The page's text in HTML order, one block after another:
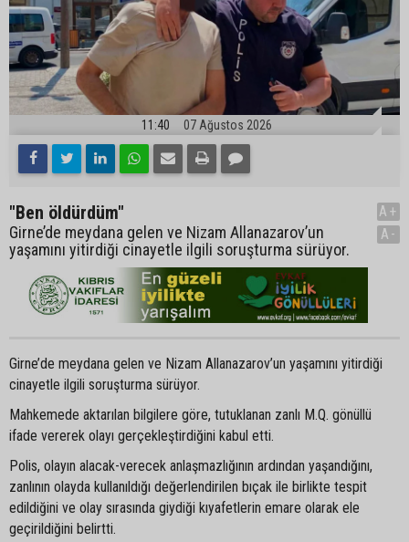
11:40 07 Ağustos 2026
"Ben öldürdüm"
Girne’de meydana gelen ve Nizam Allanazarov’un
yaşamını yitirdiği cinayetle ilgili soruşturma sürüyor.
A+
A-
Girne’de meydana gelen ve Nizam Allanazarov’un yaşamını yitirdiği
cinayetle ilgili soruşturma sürüyor.
Mahkemede aktarılan bilgilere göre, tutuklanan zanlı M.Q. gönüllü
ifade vererek olayı gerçekleştirdiğini kabul etti.
Polis, olayın alacak-verecek anlaşmazlığının ardından yaşandığını,
zanlının olayda kullanıldığı değerlendirilen bıçak ile birlikte tespit
edildiğini ve olay sırasında giydiği kıyafetlerin emare olarak ele
geçirildiğini belirtti.